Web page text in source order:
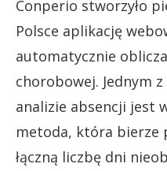
Conperio stworzyło
Polsce aplikację
automatycznie
chorobowej. Jednym
analizie absencji jest
metoda, która bierze
łączną liczbę dni